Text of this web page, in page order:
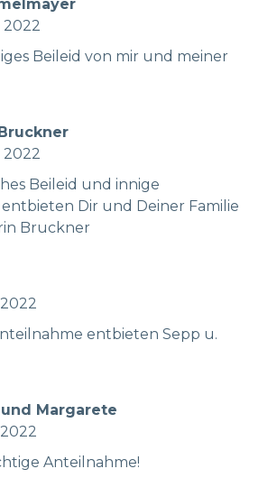
2022
Beileid von mir und meiner
2022
Beileid und innige
Dir und Deiner Familie
Bruckner
entbieten Sepp u.
Margarete
Anteilnahme!